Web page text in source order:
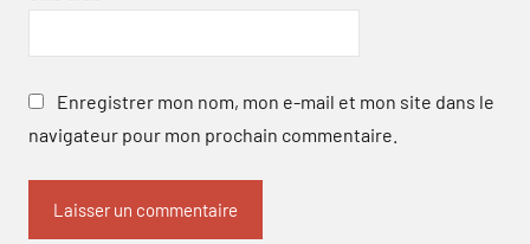
Enregistrer mon nom, mon e-mail et mon site dans le
navigateur pour mon prochain commentaire.